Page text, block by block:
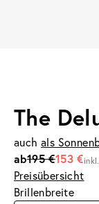
The
auch als
ab195 €153 €
Preisübersicht
Brillenbreite